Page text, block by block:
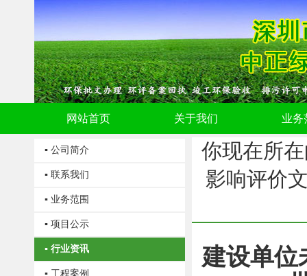
网站首页 关于我们 业务
▪ 公司简介
▪ 联系我们
▪ 业务范围
▪ 项目公示
▪ 行业资讯
▪ 工程案例
你现在所
影响评价
建设单位